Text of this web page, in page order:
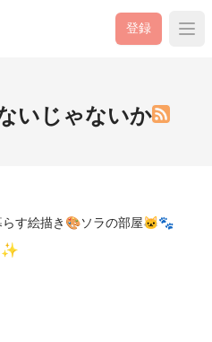
登録
いじゃないか
らす絵描き🎨ソラの部屋🐱🐾